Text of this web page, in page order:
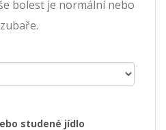
bolest je normální nebo
studené jídlo